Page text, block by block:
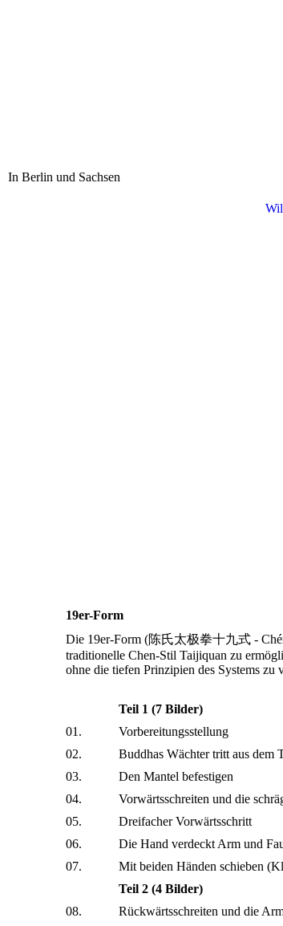
In Berlin und Sachsen
19er-Form
Die 19er-Form (陈氏太极拳十九式 -
traditionelle Chen-Stil Taijiquan zu
ohne die tiefen Prinzipien des Systems zu
Teil 1 (7 Bilder)
01.
Vorbereitungsstellung
02.
Buddhas Wächter tritt aus dem
03.
Den Mantel befestigen
04.
Vorwärtsschreiten und die
05.
Dreifacher Vorwärtsschritt
06.
Die Hand verdeckt Arm und
07.
Mit beiden Händen schieben
Teil 2 (4 Bilder)
08.
Rückwärtsschreiten und die